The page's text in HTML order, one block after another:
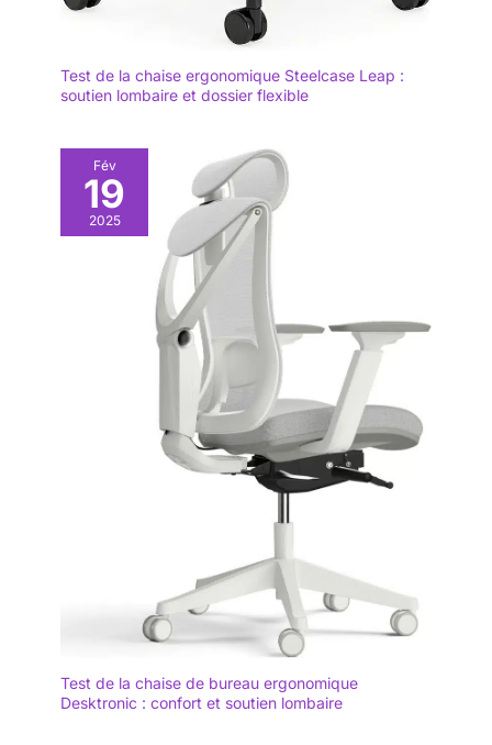
Test de la chaise ergonomique Steelcase Leap :
soutien lombaire et dossier flexible
Fév
19
2025
Test de la chaise de bureau ergonomique
Desktronic : confort et soutien lombaire